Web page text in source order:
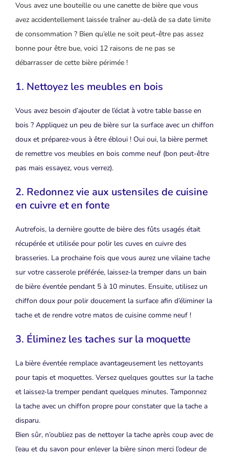
Vous avez une bouteille ou une canette de bière que vous
avez accidentellement laissée traîner au-delà de sa date limite
de consommation ? Bien qu’elle ne soit peut-être pas assez
bonne pour être bue, voici 12 raisons de ne pas se
débarrasser de cette bière périmée !
1. Nettoyez les meubles en bois
Vous avez besoin d’ajouter de l’éclat à votre table basse en
bois ? Appliquez un peu de bière sur la surface avec un chiffon
doux et préparez-vous à être ébloui ! Oui oui, la bière permet
de remettre vos meubles en bois comme neuf (bon peut-être
pas mais essayez, vous verrez).
2. Redonnez vie aux ustensiles de cuisine
en cuivre et en fonte
Autrefois, la dernière goutte de bière des fûts usagés était
récupérée et utilisée pour polir les cuves en cuivre des
brasseries. La prochaine fois que vous aurez une vilaine tache
sur votre casserole préférée, laissez-la tremper dans un bain
de bière éventée pendant 5 à 10 minutes. Ensuite, utilisez un
chiffon doux pour polir doucement la surface afin d’éliminer la
tache et de rendre votre matos de cuisine comme neuf !
3. Éliminez les taches sur la moquette
La bière éventée remplace avantageusement les nettoyants
pour tapis et moquettes. Versez quelques gouttes sur la tache
et laissez-la tremper pendant quelques minutes. Tamponnez
la tache avec un chiffon propre pour constater que la tache a
disparu.
Bien sûr, n’oubliez pas de nettoyer la tache après coup avec de
l’eau et du savon pour enlever la bière sinon merci l’odeur de